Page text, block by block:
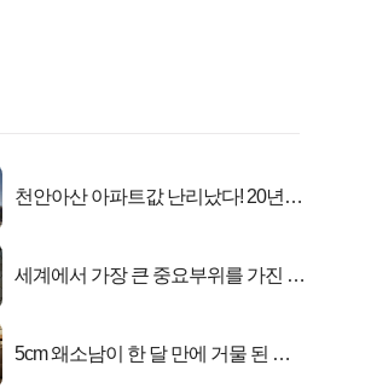
천안아산 아파트값 난리났다! 20년
세계에서 가장 큰 중요부위를 가진 남
5cm 왜소남이 한 달 만에 거물 된 사